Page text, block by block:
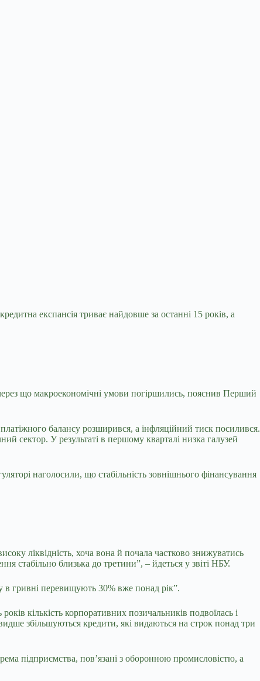
експансія триває найдовше за останні 15 років, а
що макроекономічні умови погіршились, пояснив Перший
балансу розширився, а інфляційний тиск посилився.
сектор. У результаті в першому кварталі низка галузей
наголосили, що стабільність зовнішнього фінансування
ліквідність, хоча вона й почала частково знижуватись
стабільно близька до третини”, – йдеться у звіті НБУ.
в гривні перевищують 30% вже понад рік”.
кількість корпоративних позичальників подвоїлась і
збільшуються кредити, які видаються на строк понад три
підприємства, пов’язані з оборонною промисловістю, а